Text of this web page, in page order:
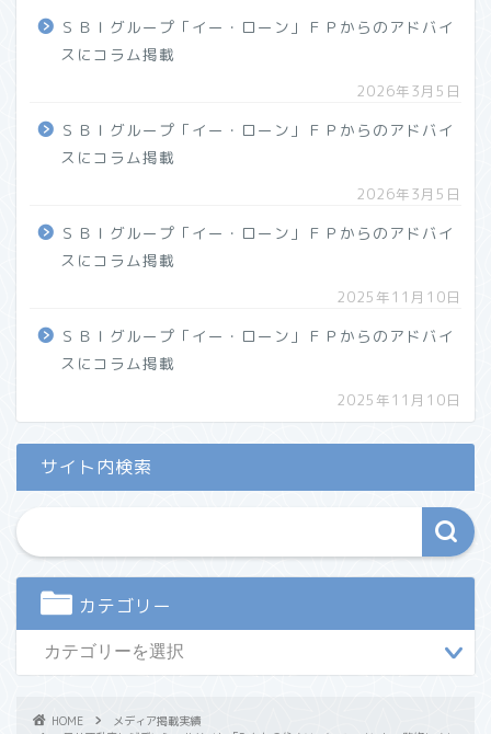
ＳＢＩグループ「イー・ローン」ＦＰからのアドバイ
スにコラム掲載
2026年3月5日
ＳＢＩグループ「イー・ローン」ＦＰからのアドバイ
スにコラム掲載
2026年3月5日
ＳＢＩグループ「イー・ローン」ＦＰからのアドバイ
スにコラム掲載
2025年11月10日
ＳＢＩグループ「イー・ローン」ＦＰからのアドバイ
スにコラム掲載
2025年11月10日
サイト内検索
カテゴリー
HOME
メディア掲載実績